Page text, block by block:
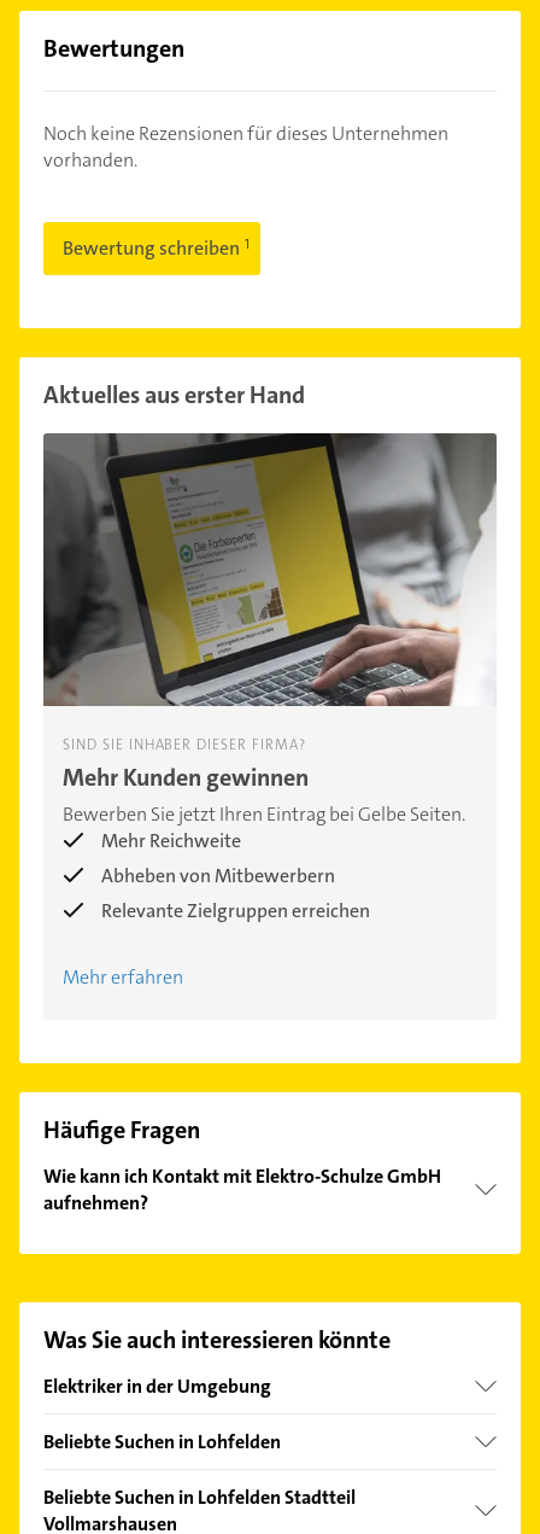
Bewertungen
Noch keine Rezensionen für dieses Unternehmen
vorhanden.
Bewertung schreiben
Aktuelles aus erster Hand
SIND SIE INHABER DIESER FIRMA?
Mehr Kunden gewinnen
Bewerben Sie jetzt Ihren Eintrag bei Gelbe Seiten.
Mehr Reichweite
Abheben von Mitbewerbern
Relevante Zielgruppen erreichen
Mehr erfahren
Häufige Fragen
Wie kann ich Kontakt mit Elektro-Schulze GmbH
aufnehmen?
finden Sie alleKontaktdaten.
Was Sie auch interessieren könnte
Elektriker in der Umgebung
Söhrewald
Kaufungen Hessen
Beliebte Suchen in Lohfelden
Klempner
Gasinstallateur
Beliebte Suchen in Lohfelden Stadtteil
Vollmarshausen